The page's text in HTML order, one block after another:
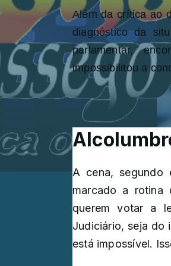
Além da crítica ao
diagnóstico da
parlamentar,
impossibilitou a
A cena, segundo
marcado a rotina
querem votar a
Judiciário, seja do
está impossível.